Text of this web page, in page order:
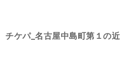
チケパ_名古屋中島町第１の